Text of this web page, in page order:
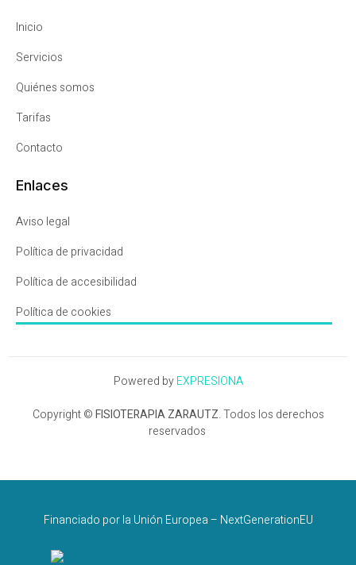
Inicio
Servicios
Quiénes somos
Tarifas
Contacto
Enlaces
Aviso legal
Política de privacidad
Política de accesibilidad
Política de cookies
Copyright ©FISIOTERAPIA ZARAUTZ. Todos los derechos
reservados
Powered byEXPRESIONA
Financiado por la Unión Europea – NextGenerationEU